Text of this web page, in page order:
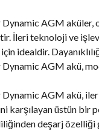
Dynamic AGM aküler,
İleri teknoloji ve
idealdir.
Dynamic AGM akü,
Dynamic AGM akü,
karşılayan üstün bir
deşarj özelliği